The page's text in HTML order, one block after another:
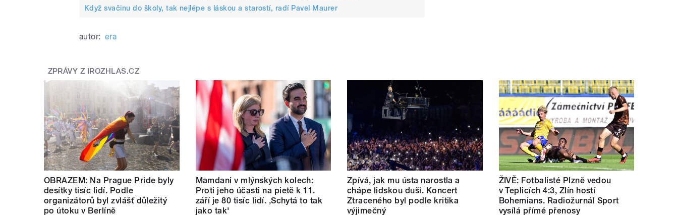
Když svačinu do školy, tak nejlépe s láskou a starostí, radí Pavel Maurer
autor: era
ZPRÁVY Z IROZHLAS.CZ
OBRAZEM: Na Prague Pride byly
desítky tisíc lidí. Podle
organizátorů byl zvlášť důležitý
po útoku v Berlíně
Mamdani v mlýnských kolech:
Proti jeho účasti na pietě k 11.
září je 80 tisíc lidí. ‚Schytá to tak
jako tak'
Zpívá, jak mu ústa narostla a
chápe lidskou duši. Koncert
Ztraceného byl podle kritika
výjimečný
ŽIVĚ: Fotbalisté Plzně vedou
v Teplicích 4:3, Zlín hostí
Bohemians. Radiožurnál Sport
vysílá přímé přenosy